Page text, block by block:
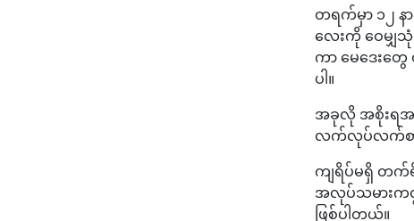
တရက်မှာ ၁၂
လေးကို ဝေမျှသုံ
ကာ မေဒေးတွေ
ပါ။
အခုလို အစိုးရအ
လက်လုပ်လက်စာ
ကျရိပ်မရှိ တက်
အလုပ်သမားက
ဖြစ်ပါတယ်။